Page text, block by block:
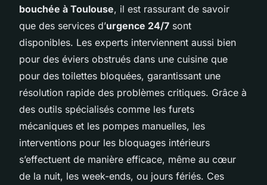
bouchée à Toulouse, il est rassurant de savoir
que des services d’urgence 24/7 sont
disponibles. Les experts interviennent aussi bien
pour des éviers obstrués dans une cuisine que
pour des toilettes bloquées, garantissant une
résolution rapide des problèmes critiques. Grâce à
des outils spécialisés comme les furets
mécaniques et les pompes manuelles, les
interventions pour les bloquages intérieurs
s’effectuent de manière efficace, même au cœur
de la nuit, les week-ends, ou jours fériés. Ces